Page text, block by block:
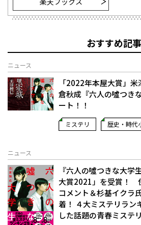
おすすめ記事
ニュース
「2022年本屋大賞」
倉秋成『六人の噓つき
ート！！
ミステリ 歴史・時代
ニュース
『六人の噓つきな大学
大賞2021」を受賞！
コメント＆杉基イクラ
着！ ４大ミステリラン
した話題の青春ミステ